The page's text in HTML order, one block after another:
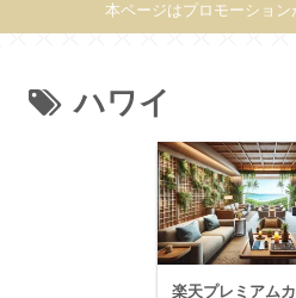
本ページはプロモーション
ハワイ
楽天プレミアム